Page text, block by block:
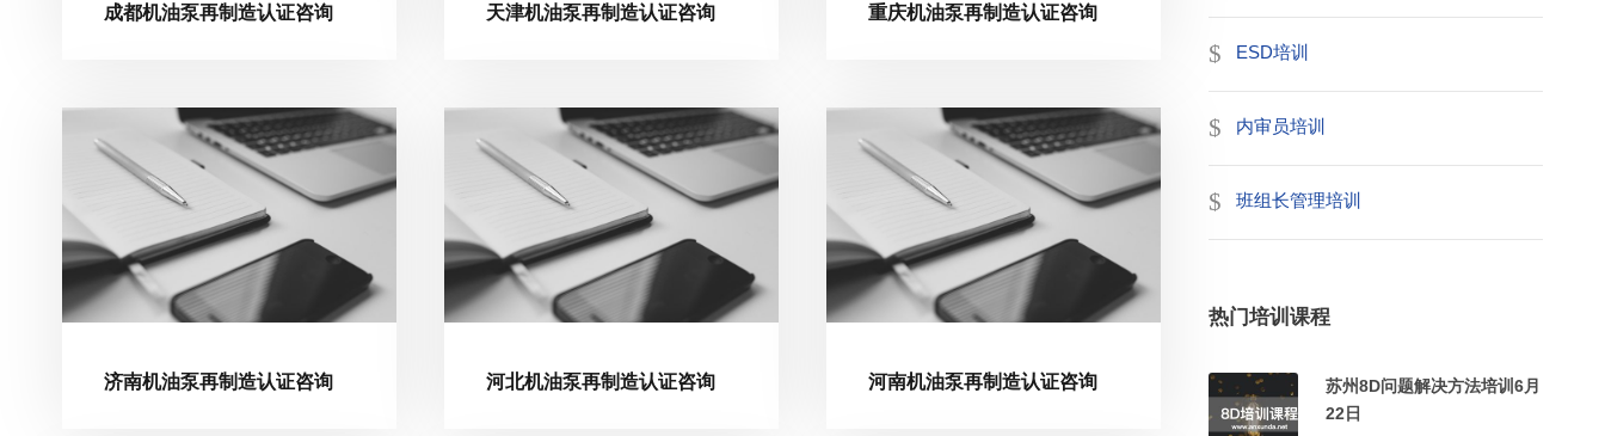
成都机油泵再制造认证咨询 天津机油泵再制造认证咨询 重庆机油泵再制造认证咨询
济南机油泵再制造认证咨询 河北机油泵再制造认证咨询 河南机油泵再制造认证咨询
ESD培训
内审员培训
班组长管理培训
热门培训课程
苏州8D问题解决方法培训6月
22日